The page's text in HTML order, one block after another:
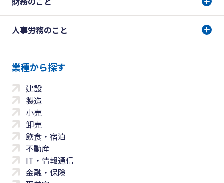
人事労務のこと
業種から探す
建設
製造
小売
卸売
飲食・宿泊
不動産
IT・情報通信
金融・保険